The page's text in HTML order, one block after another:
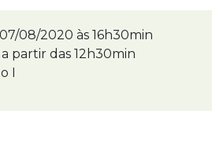
07/08/2020 às 16h30min
partir das 12h30min
I